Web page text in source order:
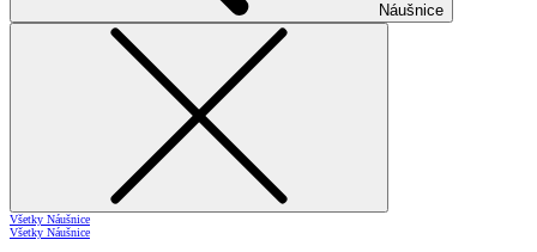
Náušnice
Všetky Náušnice
Všetky Náušnice